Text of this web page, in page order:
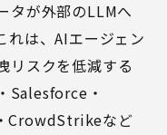
タが外部のLLMへ
れは、AIエージェン
リスクを低減する
Salesforce・
CrowdStrikeなど